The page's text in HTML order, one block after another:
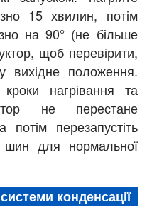
15 хвилин, потім
на 90° (не більше
щоб перевірити,
вихідне положення.
нагрівання та
не перестане
потім перезапустіть
шин для нормальної
конденсації